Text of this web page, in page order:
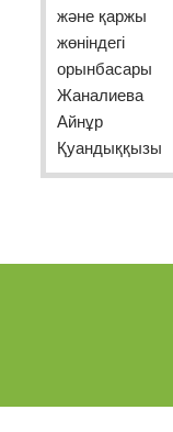
және қаржы
жөніндегі
орынбасары
Жаналиева
Айнұр
Қуандыққызы